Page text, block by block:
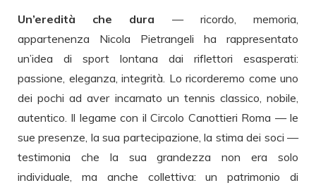
Un’eredità che dura — ricordo, memoria,
appartenenza Nicola Pietrangeli ha rappresentato
un’idea di sport lontana dai riflettori esasperati:
passione, eleganza, integrità. Lo ricorderemo come uno
dei pochi ad aver incarnato un tennis classico, nobile,
autentico. Il legame con il Circolo Canottieri Roma — le
sue presenze, la sua partecipazione, la stima dei soci —
testimonia che la sua grandezza non era solo
individuale, ma anche collettiva: un patrimonio di